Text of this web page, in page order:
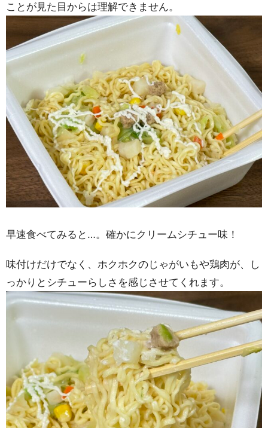
ことが見た目からは理解できません。
早速食べてみると…。確かにクリームシチュー味！
味付けだけでなく、ホクホクのじゃがいもや鶏肉が、し
っかりとシチューらしさを感じさせてくれます。